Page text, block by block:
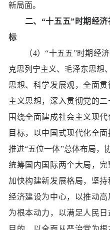
新局面。
二、“十五五”时期经
标
（4）“十五五”时期经济
克思列宁主义、毛泽东思想
思想、科学发展观，全面
主义思想，深入贯彻党的二
围绕全面建成社会主义现
目标，以中国式现代化全
推进“五位一体”总体布局，
统筹国内国际两个大局，完
加快构建新发展格局，坚
经济建设为中心，以推动
为根本动力，以满足人民